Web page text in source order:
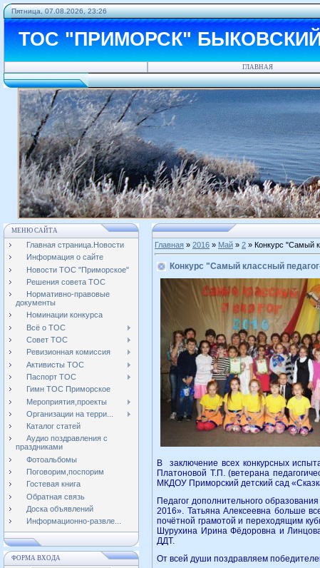
Пятница, 07.08.2026, 23:26
ТОС "ПРИМОРСК"
ГЛАВНАЯ
МЕНЮ САЙТА
Главная страница.Новости
Информация о сайте
Новости ТОС "Приморское"
Решения совета ТОС
Нормативно-правовые
документы
Номинации конкурса
Всё о ТОС
Совет ТОС
Ревизионная комиссия
Активисты ТОС
Паспорт ТОС
Гимн ТОС Приморское
Мероприятия,проекты
Организации на терри...
Каталог статей
Аудио поздравления с
праздниками
Фотоальбомы
Поговорим,поспорим
Гостевая книга
Обратная связь
Доска объявлений
Информационно-развле...
ФОРМА ВХОДА
Главная » 2016 » Май » 2 » Конкурс "Самый
Конкурс "Самый классный
В заключение всех конкурсных
Платоновой Т.П. (ветерана
МКДОУ Приморский детский сад
Педагог дополнительного
2016». Татьяна Алексеевна больше
почётной грамотой и переходящим
Шурухина Ирина Фёдоровна и
ДДТ.
От всей души поздравляем